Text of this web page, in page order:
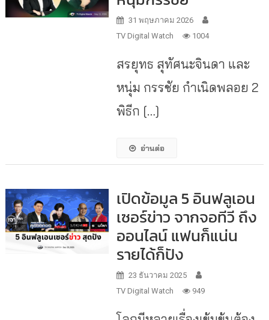
31 พฤษภาคม 2026
TV Digital Watch
1004
สรยุทธ สุทัศนะจินดา และ
หนุ่ม กรรชัย กำเนิดพลอย 2
พิธีก […]
อ่านต่อ
เปิดข้อมูล 5 อินฟลูเอน
เซอร์ข่าว จากจอทีวี ถึง
ออนไลน์ แฟนก็แน่น
รายได้ก็ปัง
23 ธันวาคม 2025
TV Digital Watch
949